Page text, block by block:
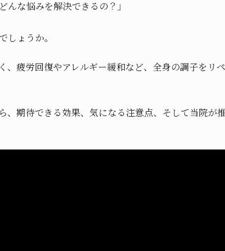
んな悩みを解決できるの？」
しょうか。
、疲労回復やアレルギー緩和など、全身の調子をリ
、期待できる効果、気になる注意点、そして当院が